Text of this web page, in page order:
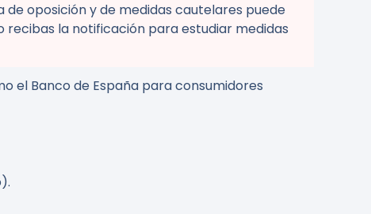
oposición y de medidas cautelares puede
recibas la notificación para estudiar medidas
el Banco de España para consumidores